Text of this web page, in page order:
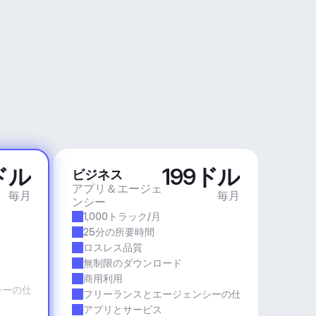
ル
毎月
の仕事
ビジネス
アプリ＆エージェ
ンシー
199ドル
毎月
1,000トラック/月
25分の所要時間
ロスレス品質
無制限のダウンロード
商用利用
フリーランスとエージェンシーの仕事
アプリとサービス